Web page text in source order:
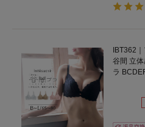
IBT362
谷間 立
ラ